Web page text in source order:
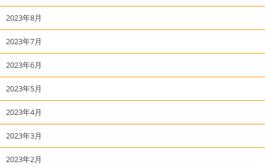
2023年8月
2023年7月
2023年6月
2023年5月
2023年4月
2023年3月
2023年2月